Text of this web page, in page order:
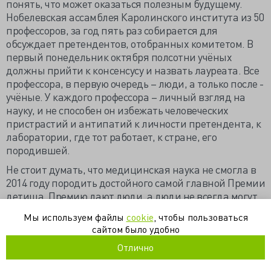
понять, что может оказаться полезным будущему.
Нобелевская ассамблея Каролинского института из 50
профессоров, за год пять раз собирается для
обсуждает претендентов, отобранных комитетом. В
первый понедельник октября полсотни учёных
должны прийти к консенсусу и назвать лауреата. Все
профессора, в первую очередь – люди, а только после -
учёные. У каждого профессора – личный взгляд на
науку, и не способен он избежать человеческих
пристрастий и антипатий к личности претендента, к
лаборатории, где тот работает, к стране, его
породившей.
Не стоит думать, что медицинская наука не смогла в
2014 году породить достойного самой главной Премии
детища. Премию дают люди, а люди не всегда могут
надежда на будущее: в следующем году точно
выберут самое важное, что даст толчок, что откроет
Мы используем файлы cookie , чтобы пользоваться
сайтом было удобно
Отлично